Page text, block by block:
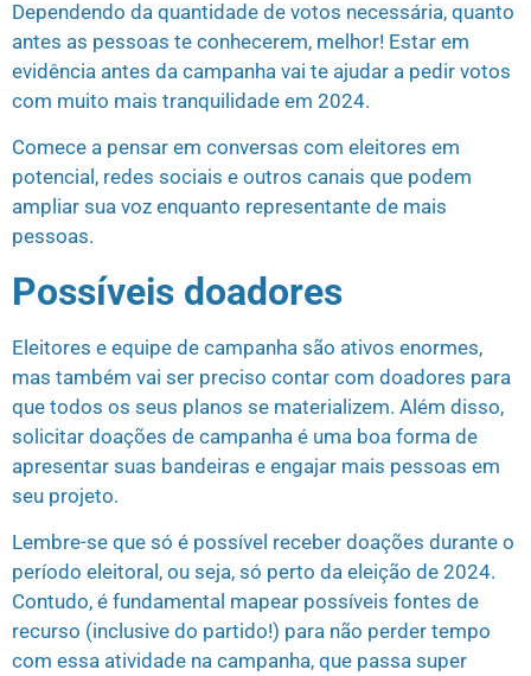
Dependendo da quantidade de votos necessária, quanto
antes as pessoas te conhecerem, melhor! Estar em
evidência antes da campanha vai te ajudar a pedir votos
com muito mais tranquilidade em 2024.
Comece a pensar em conversas com eleitores em
potencial, redes sociais e outros canais que podem
ampliar sua voz enquanto representante de mais
pessoas.
Possíveis doadores
Eleitores e equipe de campanha são ativos enormes,
mas também vai ser preciso contar com doadores para
que todos os seus planos se materializem. Além disso,
solicitar doações de campanha é uma boa forma de
apresentar suas bandeiras e engajar mais pessoas em
seu projeto.
Lembre-se que só é possível receber doações durante o
período eleitoral, ou seja, só perto da eleição de 2024.
Contudo, é fundamental mapear possíveis fontes de
recurso (inclusive do partido!) para não perder tempo
com essa atividade na campanha, que passa super